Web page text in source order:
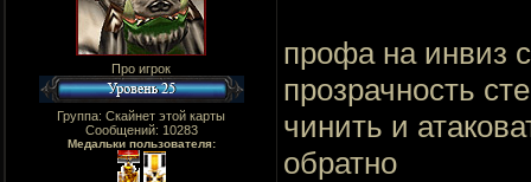
Про игрок
Группа: Скайнет этой карты
Сообщений: 10283
Медальки пользователя:
профа на инвиз
прозрачность
чинить и
обратно